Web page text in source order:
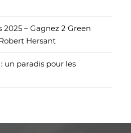
2025 – Gagnez 2 Green
Hersant
un paradis pour les